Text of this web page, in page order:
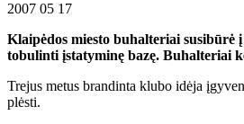
2007 05 17
Klaipėdos miesto buhalteriai
tobulinti įstatyminę bazę. Buhalteriai
Trejus metus brandinta klubo idėja
plėsti.